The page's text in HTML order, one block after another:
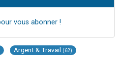
vous abonner !
Argent & Travail (62)